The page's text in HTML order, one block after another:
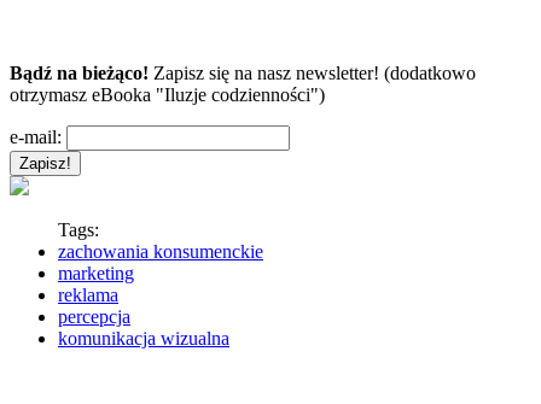
Bądź na bieżąco! Zapisz się na nasz newsletter! (dodatkowo
otrzymasz eBooka "Iluzje codzienności")
e-mail:
Tags:
zachowania konsumenckie
marketing
reklama
percepcja
komunikacja wizualna